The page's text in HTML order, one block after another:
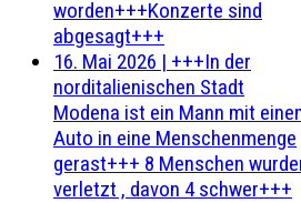
worden+++Konzerte sind
abgesagt+++
16. Mai 2026 | +++In der
norditalienischen Stadt
Modena ist ein Mann mit
Auto in eine Menschenmenge
gerast+++ 8 Menschen
verletzt , davon 4 schwer+++